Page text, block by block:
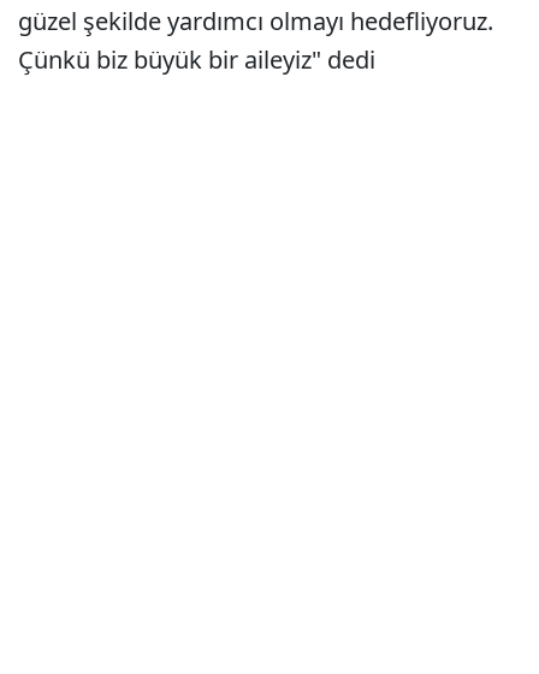
güzel şekilde yardımcı olmayı hedefliyoruz.
Çünkü biz büyük bir aileyiz" dedi